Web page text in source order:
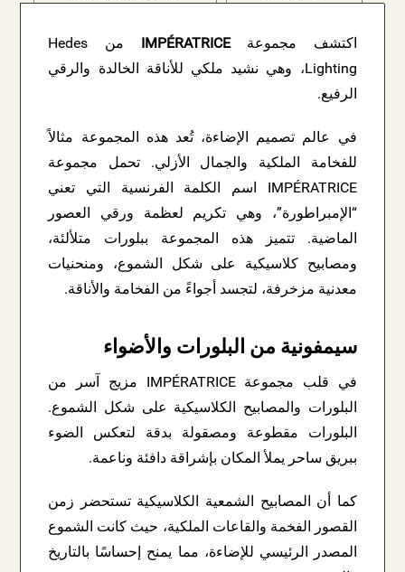
اكتشف مجموعةIMPÉRATRICE
من Hedes
Lighting، وهي نشيد ملكي للأناقة الخالدة والرقي
الرفيع.
في عالم تصميم الإضاءة، تُعد هذه المجموعة مثالاً
للفخامة الملكية والجمال الأزلي. تحمل مجموعة
IMPÉRATRICE اسم الكلمة الفرنسية التي تعني
“الإمبراطورة”، وهي تكريم لعظمة ورقي العصور
الماضية. تتميز هذه المجموعة ببلورات متلألئة،
ومصابيح كلاسيكية على شكل الشموع، ومنحنيات
معدنية مزخرفة، لتجسد أجواءً من الفخامة والأناقة.
سيمفونية من البلورات والأضواء
في قلب مجموعة IMPÉRATRICE مزيج آسر من
البلورات والمصابيح الكلاسيكية على شكل الشموع.
البلورات مقطوعة ومصقولة بدقة لتعكس الضوء
ببريق ساحر يملأ المكان بإشراقة دافئة وناعمة.
كما أن المصابيح الشمعية الكلاسيكية تستحضر زمن
القصور الفخمة والقاعات الملكية، حيث كانت الشموع
المصدر الرئيسي للإضاءة، مما يمنح إحساسًا بالتاريخ